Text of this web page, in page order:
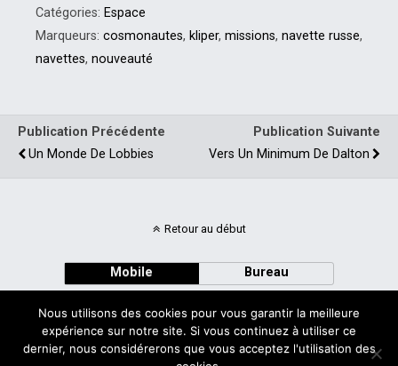
Catégories: Espace
Marqueurs: cosmonautes, kliper, missions, navette russe,
navettes, nouveauté
Publication Précédente
Un Monde De Lobbies
Publication Suivante
Vers Un Minimum De Dalton
Retour au début
Mobile Bureau
Nous utilisons des cookies pour vous garantir la meilleure
expérience sur notre site. Si vous continuez à utiliser ce
dernier, nous considérerons que vous acceptez l'utilisation des